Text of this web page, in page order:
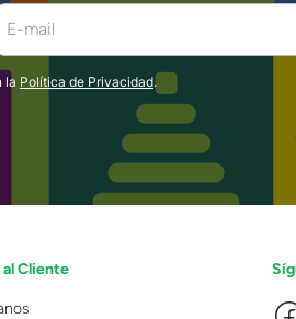
la Política de Privacidad.
Cliente